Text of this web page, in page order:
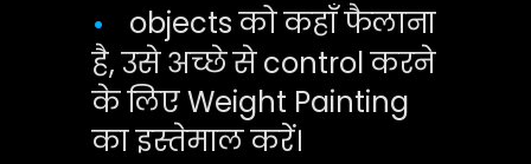
•
objects को कहाँ फैलाना
है, उसे अच्छे से control करने
के लिए Weight Painting
का इस्तेमाल करें।